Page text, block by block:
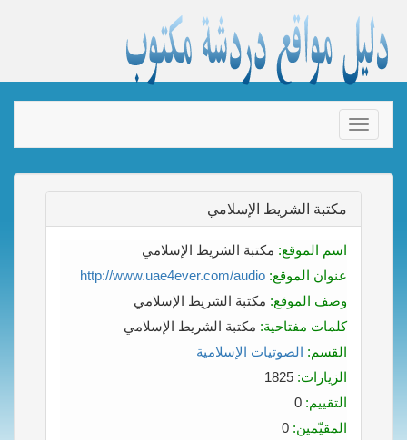
Toggle
navigation
مكتبة الشريط الإسلامي
اسم الموقع: مكتبة الشريط الإسلامي
عنوان الموقع: http://www.uae4ever.com/audio
وصف الموقع: مكتبة الشريط الإسلامي
كلمات مفتاحية: مكتبة الشريط الإسلامي
القسم: الصوتيات الإسلامية
الزيارات:
التقييم:
المقيّمين: